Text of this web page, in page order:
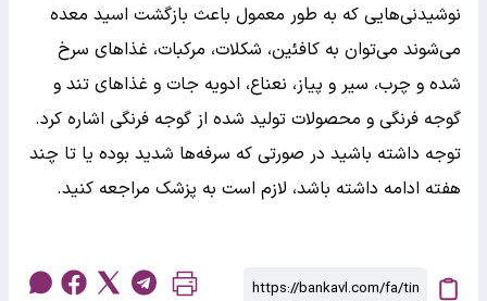
نوشیدنی‌هایی که به طور معمول باعث بازگشت اسید معده
می‌شوند می‌توان به کافئین، شکلات، مرکبات، غذاهای سرخ
شده و چرب، سیر و پیاز، نعناع، ادویه جات و غذاهای تند و
گوجه فرنگی و محصولات تولید شده از گوجه فرنگی اشاره کرد.
توجه داشته باشید در صورتی که سرفه‌ها شدید بوده یا تا چند
هفته ادامه داشته باشد، لازم است به پزشک مراجعه کنید.